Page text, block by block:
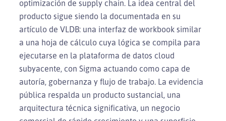
optimización de supply chain. La idea central del
producto sigue siendo la documentada en su
artículo de VLDB: una interfaz de workbook similar
a una hoja de cálculo cuya lógica se compila para
ejecutarse en la plataforma de datos cloud
subyacente, con Sigma actuando como capa de
autoría, gobernanza y flujo de trabajo. La evidencia
pública respalda un producto sustancial, una
arquitectura técnica significativa, un negocio